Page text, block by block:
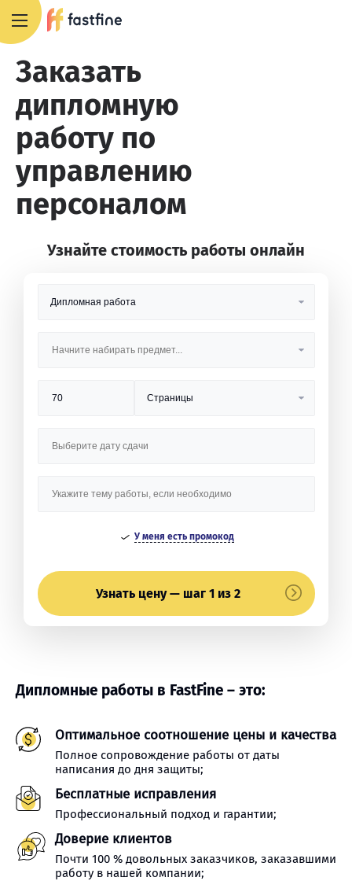
Заказать
дипломную
работу по
управлению
персоналом
Узнайте стоимость работы онлайн
У меня есть промокод
Узнать цену — шаг 1 из 2
Дипломные работы в FastFine – это:
Оптимальное соотношение цены и качества
Полное сопровождение работы от даты
написания до дня защиты;
Бесплатные исправления
Профессиональный подход и гарантии;
Доверие клиентов
Почти 100 % довольных заказчиков, заказавшими
работу в нашей компании;